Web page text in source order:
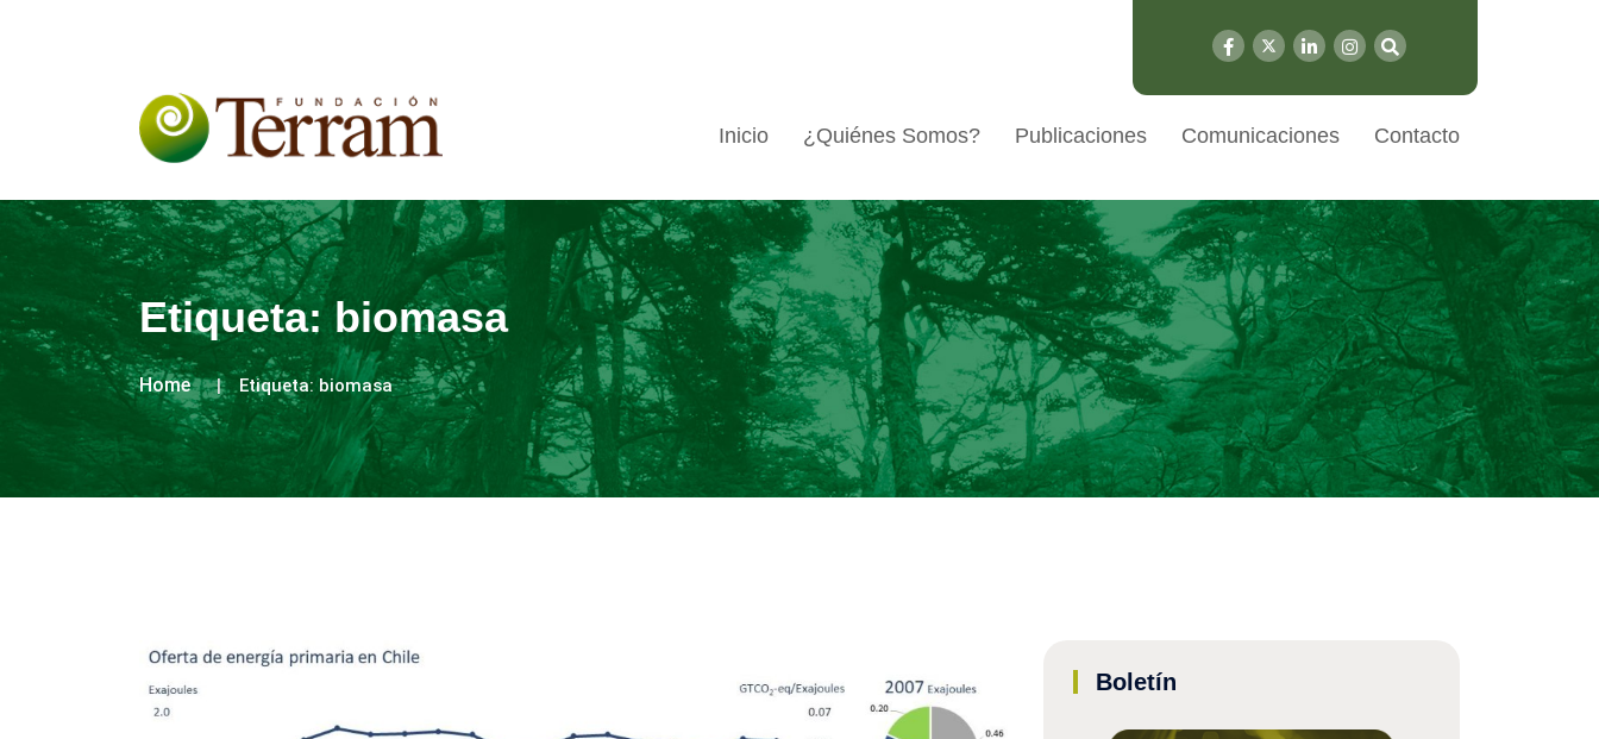
Inicio ¿Quiénes Somos? Publicaciones Comunicaciones Contacto
Etiqueta:biomasa
Home Etiqueta:biomasa
Boletín